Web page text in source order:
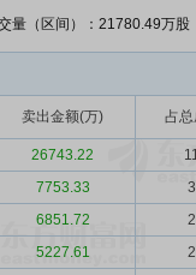
量（区间）：21780.49万
卖出金额(万) 占总
26743.22
7753.33
6851.72
5227.61